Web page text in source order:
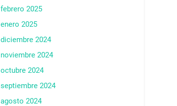
febrero 2025
enero 2025
diciembre 2024
noviembre 2024
octubre 2024
septiembre 2024
agosto 2024